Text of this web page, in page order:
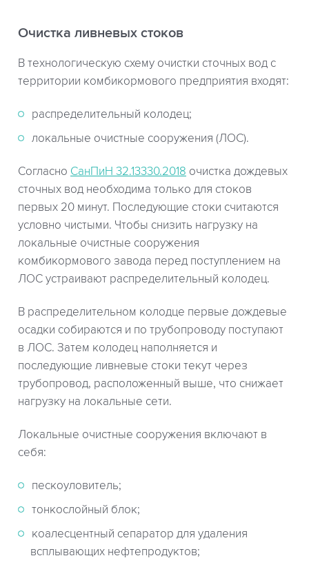
Очистка ливневых стоков
В технологическую схему очистки сточных вод с
территории комбикормового предприятия входят:
распределительный колодец;
локальные очистные сооружения (ЛОС).
Согласно СанПиН 32.13330.2018 очистка дождевых
сточных вод необходима только для стоков
первых 20 минут. Последующие стоки считаются
условно чистыми. Чтобы снизить нагрузку на
локальные очистные сооружения
комбикормового завода перед поступлением на
ЛОС устраивают распределительный колодец.
В распределительном колодце первые дождевые
осадки собираются и по трубопроводу поступают
в ЛОС. Затем колодец наполняется и
последующие ливневые стоки текут через
трубопровод, расположенный выше, что снижает
нагрузку на локальные сети.
Локальные очистные сооружения включают в
себя:
пескоуловитель;
тонкослойный блок;
коалесцентный сепаратор для удаления
всплывающих нефтепродуктов;